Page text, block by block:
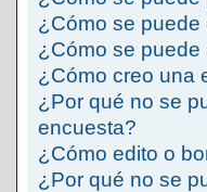
¿Cómo se puede
¿Cómo se puede
¿Cómo creo una
¿Por qué no se
encuesta?
¿Cómo edito o
¿Por qué no se